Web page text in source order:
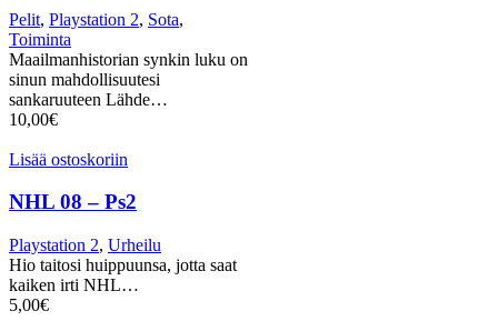
Pelit, Playstation 2, Sota,
Toiminta
Maailmanhistorian synkin luku on
sinun mahdollisuutesi
sankaruuteen Lähde…
10,00€
Lisää ostoskoriin
NHL 08 – Ps2
Playstation 2, Urheilu
Hio taitosi huippuunsa, jotta saat
kaiken irti NHL…
5,00€